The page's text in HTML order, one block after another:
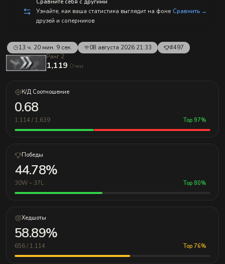
Сравните себя с другими
Узнайте, как ваша статистика выглядит на фоне
друзей и соперников
Сравнить →
13 ч. 20 мин. 9 сек. 08 августа 2026 21:33
#497
Ранг 2
1,119 Очки
К/Д Соотношение
0.68
1,114 / 1,639 Top 97%
Победы
44.78%
30W – 37L Top 80%
Хедшоты
58.89%
656 / 1,114 Top 76%
л
е
н
и
е